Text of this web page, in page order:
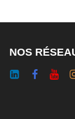
NOS